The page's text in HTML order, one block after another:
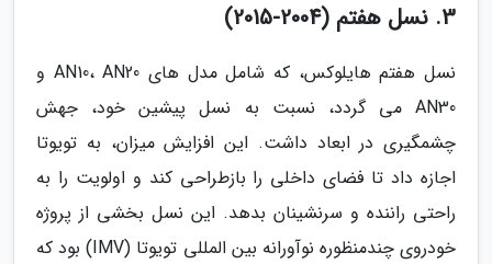
3. نسل هفتم (2004-2015)
نسل هفتم هایلوکس، که شامل مدل های AN10، AN20 و
AN30 می گردد، نسبت به نسل پیشین خود، جهش
چشمگیری در ابعاد داشت. این افزایش میزان، به تویوتا
اجازه داد تا فضای داخلی را بازطراحی کند و اولویت را به
راحتی راننده و سرنشینان بدهد. این نسل بخشی از پروژه
خودروی چندمنظوره نوآورانه بین المللی تویوتا (IMV) بود که